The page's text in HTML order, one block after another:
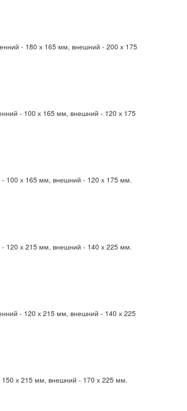
- 180 х 165 мм, внешний - 200 х 175
- 100 х 165 мм, внешний - 120 х 175
- 100 х 165 мм, внешний - 120 х 175 мм.
- 120 х 215 мм, внешний - 140 х 225 мм.
- 120 х 215 мм, внешний - 140 х 225
150 х 215 мм, внешний - 170 х 225 мм.